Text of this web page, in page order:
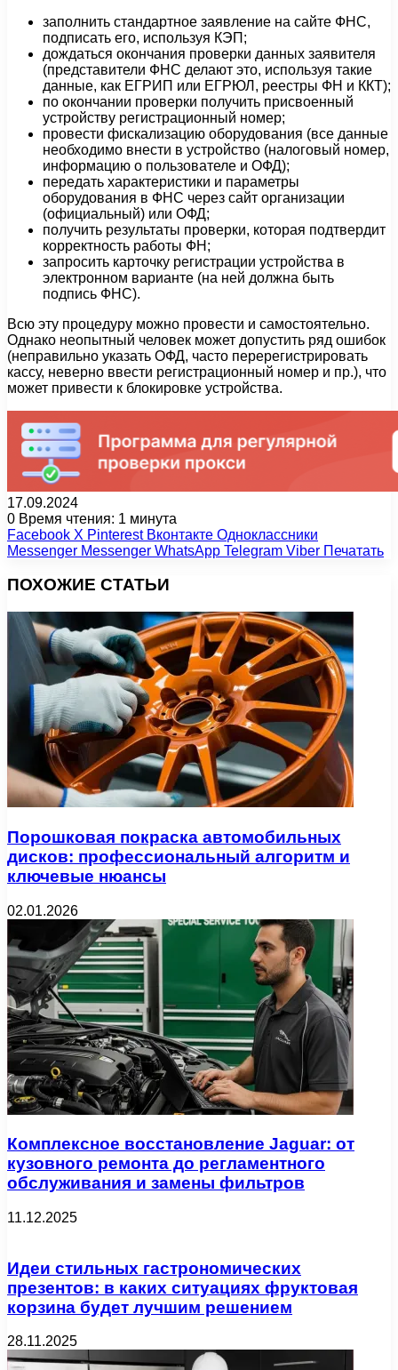
заполнить стандартное заявление на сайте ФНС,
подписать его, используя КЭП;
дождаться окончания проверки данных заявителя
(представители ФНС делают это, используя такие
данные, как ЕГРИП или ЕГРЮЛ, реестры ФН и ККТ);
по окончании проверки получить присвоенный
устройству регистрационный номер;
провести фискализацию оборудования (все данные
необходимо внести в устройство (налоговый номер,
информацию о пользователе и ОФД);
передать характеристики и параметры
оборудования в ФНС через сайт организации
(официальный) или ОФД;
получить результаты проверки, которая подтвердит
корректность работы ФН;
запросить карточку регистрации устройства в
электронном варианте (на ней должна быть
подпись ФНС).
Всю эту процедуру можно провести и самостоятельно.
Однако неопытный человек может допустить ряд ошибок
(неправильно указать ОФД, часто перерегистрировать
кассу, неверно ввести регистрационный номер и пр.), что
может привести к блокировке устройства.
17.09.2024
0 Время чтения: 1 минута
Facebook X Pinterest Вконтакте Одноклассники
Messenger Messenger WhatsApp Telegram Viber Печатать
ПОХОЖИЕ СТАТЬИ
Порошковая покраска автомобильных
дисков: профессиональный алгоритм и
ключевые нюансы
02.01.2026
Комплексное восстановление Jaguar: от
кузовного ремонта до регламентного
обслуживания и замены фильтров
11.12.2025
Идеи стильных гастрономических
презентов: в каких ситуациях фруктовая
корзина будет лучшим решением
28.11.2025